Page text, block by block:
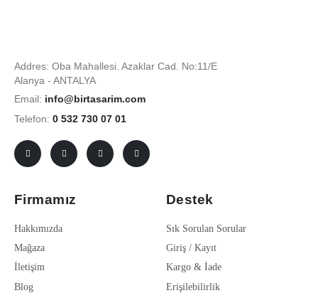
Addres: Oba Mahallesi. Azaklar Cad. No:11/E
Alanya - ANTALYA
Email: info@birtasarim.com
Telefon: 0 532 730 07 01
Firmamız
Hakkımızda
Mağaza
İletişim
Blog
Destek
Sık Sorulan Sorular
Giriş / Kayıt
Kargo & İade
Erişilebilirlik